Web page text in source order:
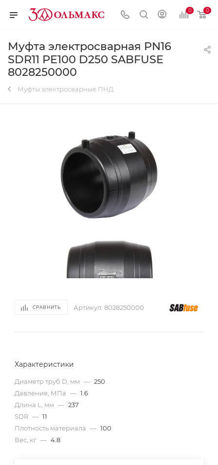
0 0
Муфта электросварная PN16
SDR11 PE100 D250 SABFUSE
8028250000
Муфты электросварные ПНД
СРАВНИТЬ Артикул: 8028250000
Характеристики
Диаметр труб D, мм — 250
Давление, МПа — 1.6
Длина L, мм — 237
SDR — 11
Плотность материала — 100
Вес, кг — 4.8